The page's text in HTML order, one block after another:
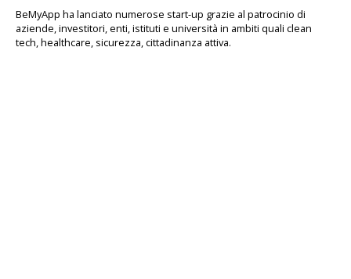
BeMyApp ha lanciato numerose start-up grazie al patrocinio di
aziende, investitori, enti, istituti e università in ambiti quali clean
tech, healthcare, sicurezza, cittadinanza attiva.